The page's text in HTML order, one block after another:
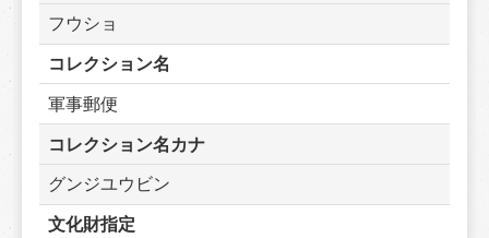
フウショ
コレクション名
軍事郵便
コレクション名カナ
グンジユウビン
文化財指定